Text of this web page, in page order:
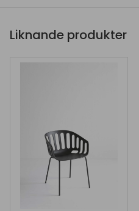
Liknande produkter